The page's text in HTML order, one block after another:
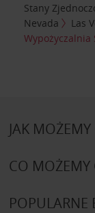
Stany
Nevada
Las
Wypożyczalnia
JAK
CO MOŻEMY
POPULARNE